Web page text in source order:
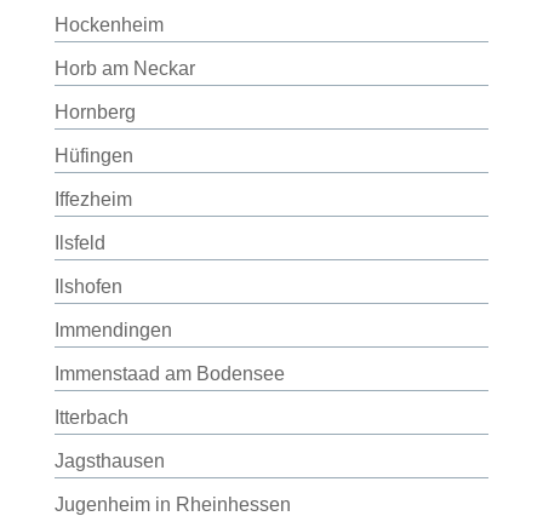
Hockenheim
Horb am Neckar
Hornberg
Hüfingen
Iffezheim
Ilsfeld
Ilshofen
Immendingen
Immenstaad am Bodensee
Itterbach
Jagsthausen
Jugenheim in Rheinhessen